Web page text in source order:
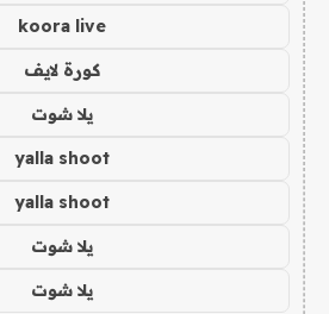
koora live
كورة لايف
يلا شوت
yalla shoot
yalla shoot
يلا شوت
يلا شوت